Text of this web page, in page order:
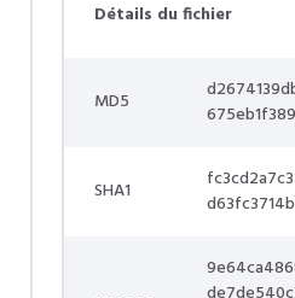
Détails du fichier
MD5
SHA1